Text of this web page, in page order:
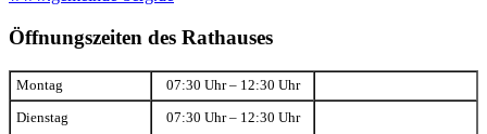
Öffnungszeiten des Rathauses
Montag 07:30 Uhr – 12:30 Uhr
Dienstag 07:30 Uhr – 12:30 Uhr